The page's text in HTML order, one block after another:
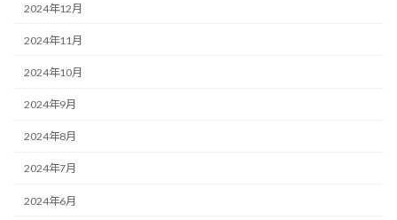
2024年12月
2024年11月
2024年10月
2024年9月
2024年8月
2024年7月
2024年6月